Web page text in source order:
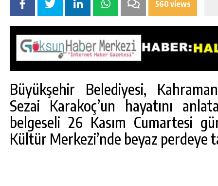
560 views
Büyükşehir Belediyesi,
Sezai Karakoç’un hayatını
belgeseli 26 Kasım Cumartesi
Kültür Merkezi’nde beyaz perdeye